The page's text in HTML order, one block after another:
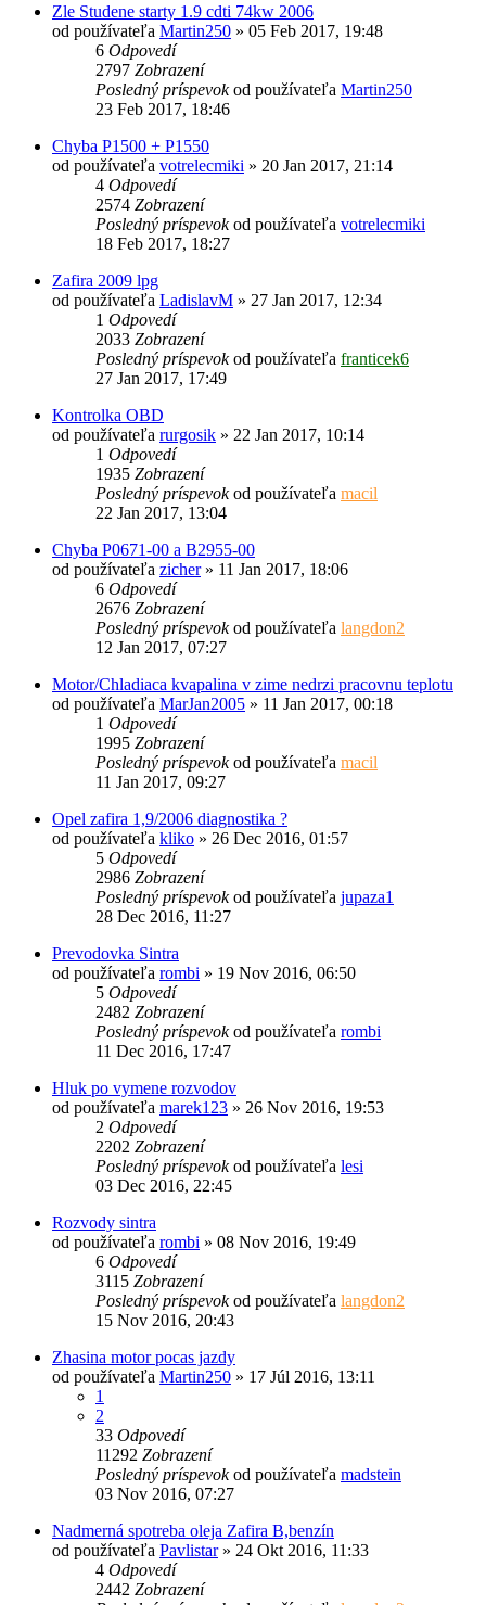
Zle Studene starty 1.9 cdti 74kw 2006
od používateľa Martin250 » 05 Feb 2017, 19:48
6 Odpovedí
2797 Zobrazení
Posledný príspevokod používateľa Martin250
23 Feb 2017, 18:46
Chyba P1500 + P1550
od používateľa votrelecmiki » 20 Jan 2017, 21:14
4 Odpovedí
2574 Zobrazení
Posledný príspevokod používateľa votrelecmiki
18 Feb 2017, 18:27
Zafira 2009 lpg
od používateľa LadislavM » 27 Jan 2017, 12:34
1 Odpovedí
2033 Zobrazení
Posledný príspevokod používateľa franticek6
27 Jan 2017, 17:49
Kontrolka OBD
od používateľa rurgosik » 22 Jan 2017, 10:14
1 Odpovedí
1935 Zobrazení
Posledný príspevokod používateľa macil
22 Jan 2017, 13:04
Chyba P0671-00 a B2955-00
od používateľa zicher» 11 Jan 2017, 18:06
6 Odpovedí
2676 Zobrazení
Posledný príspevokod používateľa langdon2
12 Jan 2017, 07:27
Motor/Chladiaca kvapalina v zime nedrzi pracovnu teplotu
od používateľa MarJan2005 » 11 Jan 2017, 00:18
1 Odpovedí
1995 Zobrazení
Posledný príspevokod používateľa macil
11 Jan 2017, 09:27
Opel zafira 1,9/2006 diagnostika ?
od používateľa kliko » 26 Dec 2016, 01:57
5 Odpovedí
2986 Zobrazení
Posledný príspevokod používateľa jupaza1
28 Dec 2016, 11:27
Prevodovka Sintra
od používateľa rombi » 19 Nov 2016, 06:50
5 Odpovedí
2482 Zobrazení
Posledný príspevokod používateľa rombi
11 Dec 2016, 17:47
Hluk po vymene rozvodov
od používateľa marek123 » 26 Nov 2016, 19:53
2 Odpovedí
2202 Zobrazení
Posledný príspevokod používateľa lesi
03 Dec 2016, 22:45
Rozvody sintra
od používateľa rombi » 08 Nov 2016, 19:49
6 Odpovedí
3115 Zobrazení
Posledný príspevokod používateľa langdon2
15 Nov 2016, 20:43
Zhasina motor pocas jazdy
od používateľa Martin250 » 17 Júl 2016, 13:11
1
2
33 Odpovedí
11292 Zobrazení
Posledný príspevokod používateľa madstein
03 Nov 2016, 07:27
Nadmerná spotreba oleja Zafira B,benzín
od používateľa Pavlistar» 24 Okt 2016, 11:33
4 Odpovedí
2442 Zobrazení